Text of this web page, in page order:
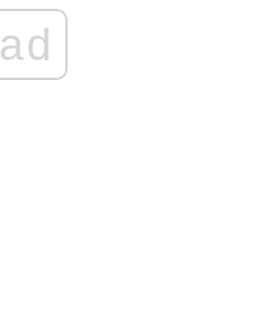
Статті
Думки
ad